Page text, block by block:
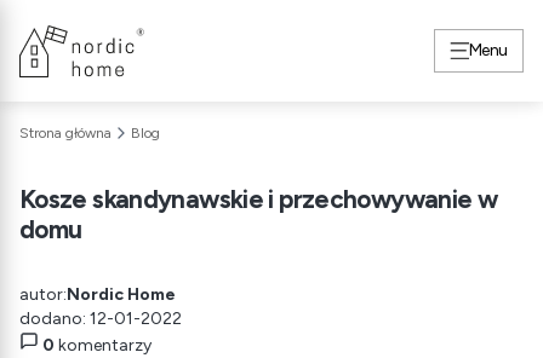
Menu
Strona główna Blog
Kosze skandynawskie i przechowywanie w
domu
autor:Nordic Home
dodano: 12-01-2022
0 komentarzy